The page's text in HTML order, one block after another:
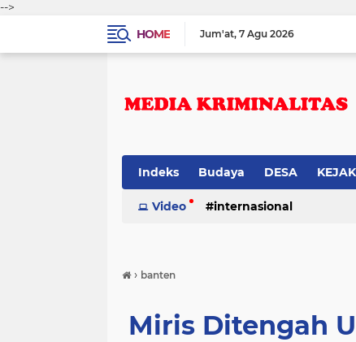
-->
HOME
Jum'at 7 Agu 2026
Indeks Budaya DESA
Video internasional
› banten
Miris Ditengah